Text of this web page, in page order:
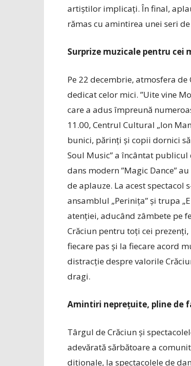
artiștilor implicați. În final,
rămas cu amintirea unei seri de
Surprize muzicale pentru cei
Pe 22 decembrie, atmosfera
dedicat celor mici. ”Uite vine
care a adus împreună
11.00, Centrul Cultural „Ion
bunici, părinți și copii dornici
Soul Music” a încântat
dans modern ”Magic Dance”
de aplauze. La acest spectacol
ansamblul „Perinița” și trupa
atenției, aducând zâmbete pe
Crăciun pentru toți cei
fiecare pas și la fiecare acord
distracție despre valorile
dragi.
Amintiri neprețuite, pline de
Târgul de Crăciun și
adevărată sărbătoare a
diționale, la spectacolele de